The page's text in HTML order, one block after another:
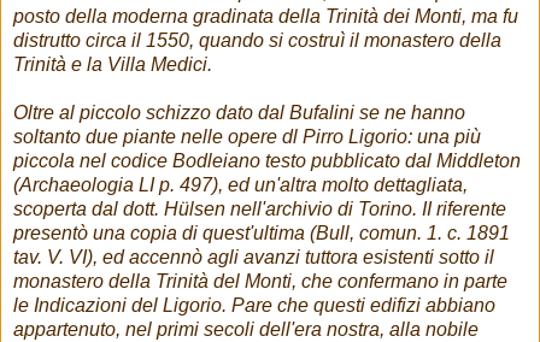
posto della moderna gradinata della Trinità dei Monti, ma fu
distrutto circa il 1550, quando si costruì il monastero della
Trinità e la Villa Medici.
Oltre al piccolo schizzo dato dal Bufalini se ne hanno
soltanto due piante nelle opere dl Pirro Ligorio: una più
piccola nel codice Bodleiano testo pubblicato dal Middleton
(Archaeologia LI p. 497), ed un'altra molto dettagliata,
scoperta dal dott. Hülsen nell'archivio di Torino. II riferente
presentò una copia di quest'ultima (Bull, comun. 1. c. 1891
tav. V. VI), ed accennò agli avanzi tuttora esistenti sotto il
monastero della Trinità del Monti, che confermano in parte
le Indicazioni del Ligorio. Pare che questi edifizi abbiano
appartenuto, nel primi secoli dell'era nostra, alla nobile